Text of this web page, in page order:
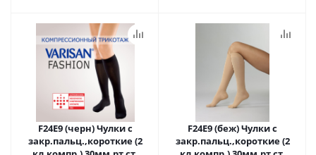
F24E9 (черн) Чулки с
закр.пальц.,короткие (2
F24E9 (беж) Чулки с
закр.пальц.,короткие (2